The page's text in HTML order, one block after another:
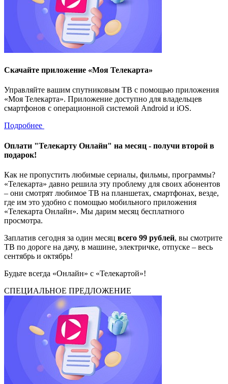
Скачайте приложение «Моя Телекарта»
Управляйте вашим спутниковым ТВ с помощью приложения
«Моя Телекарта». Приложение доступно для владельцев
смартфонов с операционной системой Android и iOS.
Подробнее
Оплати "Телекарту Онлайн" на месяц - получи второй в
подарок!
Как не пропустить любимые сериалы, фильмы, программы?
«Телекарта» давно решила эту проблему для своих абонентов
– они смотрят любимое ТВ на планшетах, смартфонах, везде,
где им это удобно с помощью мобильного приложения
«Телекарта Онлайн». Мы дарим месяц бесплатного
просмотра.
Заплатив сегодня за один месяц всего 99 рублей, вы смотрите
ТВ по дороге на дачу, в машине, электричке, отпуске – весь
сентябрь и октябрь!
Будьте всегда «Онлайн» с «Телекартой»!
СПЕЦИАЛЬНОЕ ПРЕДЛОЖЕНИЕ